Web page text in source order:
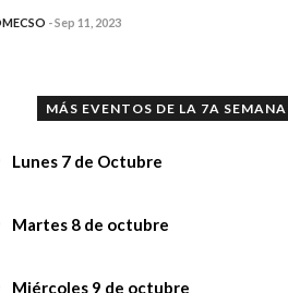
-Sep 11, 2023
MÁS EVENTOS DE LA 7A SEMANA
Lunes 7 de Octubre
Martes 8 de octubre
Miércoles 9 de octubre